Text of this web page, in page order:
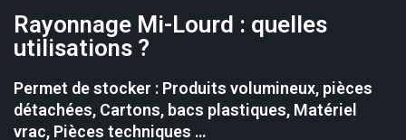
Rayonnage Mi-Lourd : quelles
utilisations ?
Permet de stocker : Produits volumineux, pièces
détachées, Cartons, bacs plastiques, Matériel
vrac, Pièces techniques …